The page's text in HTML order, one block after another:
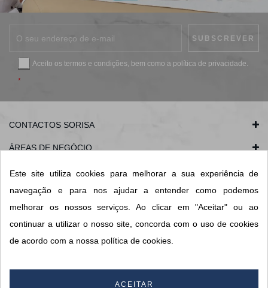
Aceito os termos e condições, bem como a política de privacidade.
*
CONTACTOS SORISA
ÁREAS DE NEGÓCIO
A SORISA
A SUA CONTA
© 2026 SORISA S.A. - Todos os direitos reservados.
Este site utiliza cookies para melhorar a sua experiência de
navegação e para nos ajudar a entender como podemos
melhorar os nossos serviços. Ao clicar em "Aceitar" ou ao
continuar a utilizar o nosso site, concorda com o uso de cookies
de acordo com a nossa política de cookies.
ACEITAR